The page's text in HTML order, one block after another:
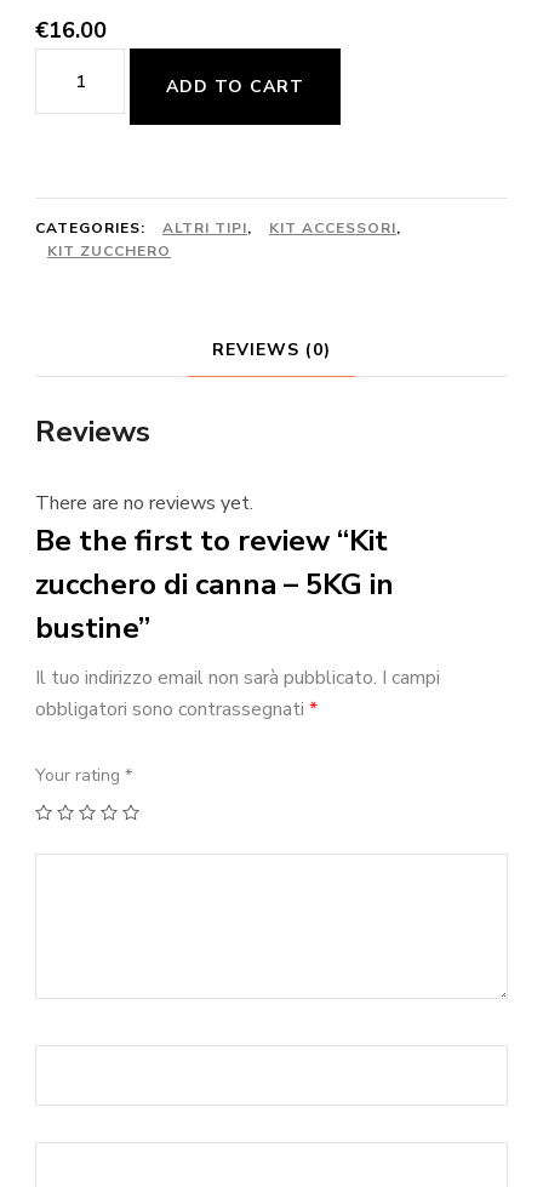
€16.00
zucchero
-
5KG
quantity
ADD TO CART
CATEGORIES: ALTRI TIPI, KIT ACCESSORI,
KIT ZUCCHERO
REVIEWS (0)
Reviews
There are no reviews yet.
Be the first to review “Kit
zucchero di canna – 5KG in
bustine”
Il tuo indirizzo email non sarà pubblicato. I campi
obbligatori sono contrassegnati *
Your rating *
1 2 3 4